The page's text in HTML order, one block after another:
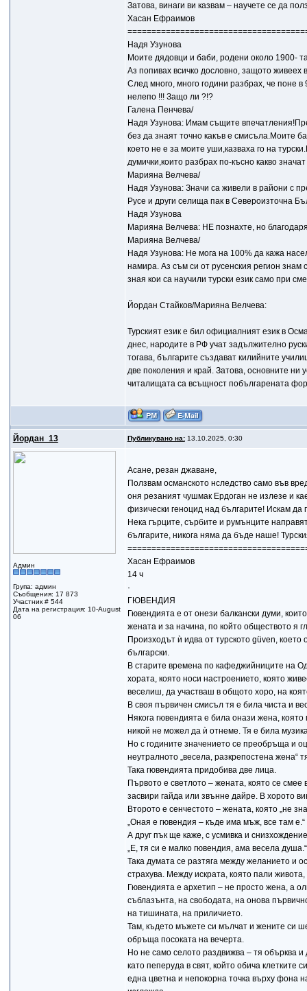
Затова, винаги ви казвам – научете се да
Хасан Ефраимов
Надя Узунова
Моите дядовци и баби, родени около 1900-
Аз попивах всичко дословно, защото живеех
След много, много години разбрах, че поне
нелепо !!! Защо ли ?!?
Галена Пенчева/
Надя Узунова: Имам същите
без да знаят точно какъв е смисъла.Моите
което не е за моите уши,казваха го на
думички,които разбрах по-късно какво
Марияна Велчева/
Надя Узунова: Значи са живели в райони с
Русе и други селища пак в Североизточна
Надя Узунова
Марияна Велчева: НЕ познахте, но
Марияна Велчева/
Надя Узунова: Не мога на 100% да кажа
намира. Аз съм си от русенския регион знам
зная кои са научили турски език само при
Йордан Стайков/Марияна Велчева:
Турският език е бил официалният език в
днес, народите в РФ учат задължително
тогава, българите създават килийните
две поколения и край. Затова, основните
читалищата са всъщност побългарената
Йордан_13 Публикувано на:13.10.2025, 0:30
Админ
Група: админ
Съобщения: 17 873
Участник # 544
Дата на регистрация: 10-August
06
Асане, резан джаване,
Ползвам османското нследство само във
оня резаният чушмак Ердоган не излезе и
физически геноцид над българите! Искам
Нека гърците, сърбите и румънците
българите, никога няма да бъде наше!
Хасан Ефраимов
14 ч
·
ГЮВЕНДИЯ
Гювендията е от онези балкански думи,
жената и за начина, по който обществото я
Произходът ѝ идва от турското güven,
български.
В старите времена по кафеджийниците на
хората, която носи настроението, която
веселиш, да участваш в общото хоро, на
В своя първичен смисъл тя е била чиста и
Някога гювендията е била онази жена,
никой не можел да ѝ отнеме. Тя е била
Но с годините значението се преобръща и
неутралното „весела, разкрепостена жена“
Така гювендията придобива две лица.
Първото е светлото – жената, която се смее
засвири гайда или звънне дайре. В хорото
Второто е сенчестото – жената, която „не
„Оная е гювендия – къде има мъж, все там е.“
А друг пък ще каже, с усмивка и
„Е, тя си е малко гювендия, ама весела душа.“
Така думата се разтяга между желанието и
страхува. Между искрата, която пали
Гювендията е архетип – не просто жена, а
съблазънта, на свободата, на онова
на тишината, на приличието.
Там, където мъжете си мълчат и жените си
обръща посоката на вечерта.
Но не само селото раздвижва – тя обърква
като пеперуда в свят, който обича клетките
една цветна и непокорна точка върху фона